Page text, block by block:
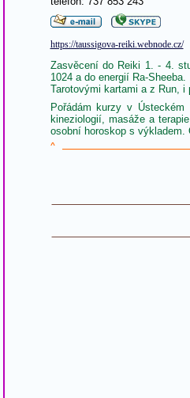
https://taussigova-reiki.webnode.cz/
Zasvěcení do Reiki 1. - 4.
1024 a do energií Ra-
Tarotovými kartami a z Run, i
Pořádám kurzy v Ústeckém
kineziologií, masáže a
osobní horoskop s výkladem.
^